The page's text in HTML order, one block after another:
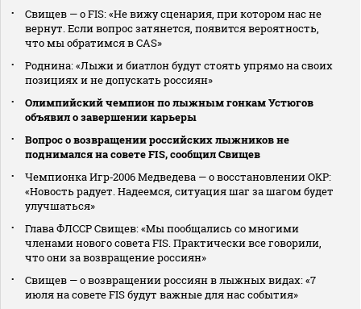
Свищев — о FIS: «Не вижу сценария, при котором нас не
вернут. Если вопрос затянется, появится вероятность,
что мы обратимся в CAS»
Роднина: «Лыжи и биатлон будут стоять упрямо на своих
позициях и не допускать россиян»
Олимпийский чемпион по лыжным гонкам Устюгов
объявил о завершении карьеры
Вопрос о возвращении российских лыжников не
поднимался на совете FIS, сообщил Свищев
Чемпионка Игр‑2006 Медведева — о восстановлении ОКР:
«Новость радует. Надеемся, ситуация шаг за шагом будет
улучшаться»
Глава ФЛССР Свищев: «Мы пообщались со многими
членами нового совета FIS. Практически все говорили,
что они за возвращение россиян»
Свищев — о возвращении россиян в лыжных видах: «7
июля на совете FIS будут важные для нас события»